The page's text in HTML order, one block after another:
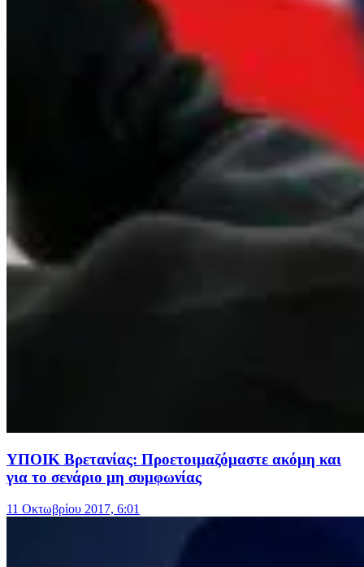
ΥΠΟΙΚ Βρετανίας: Προετοιμαζόμαστε ακόμη και
για το σενάριο μη συμφωνίας
11 Οκτωβρίου 2017, 6:01